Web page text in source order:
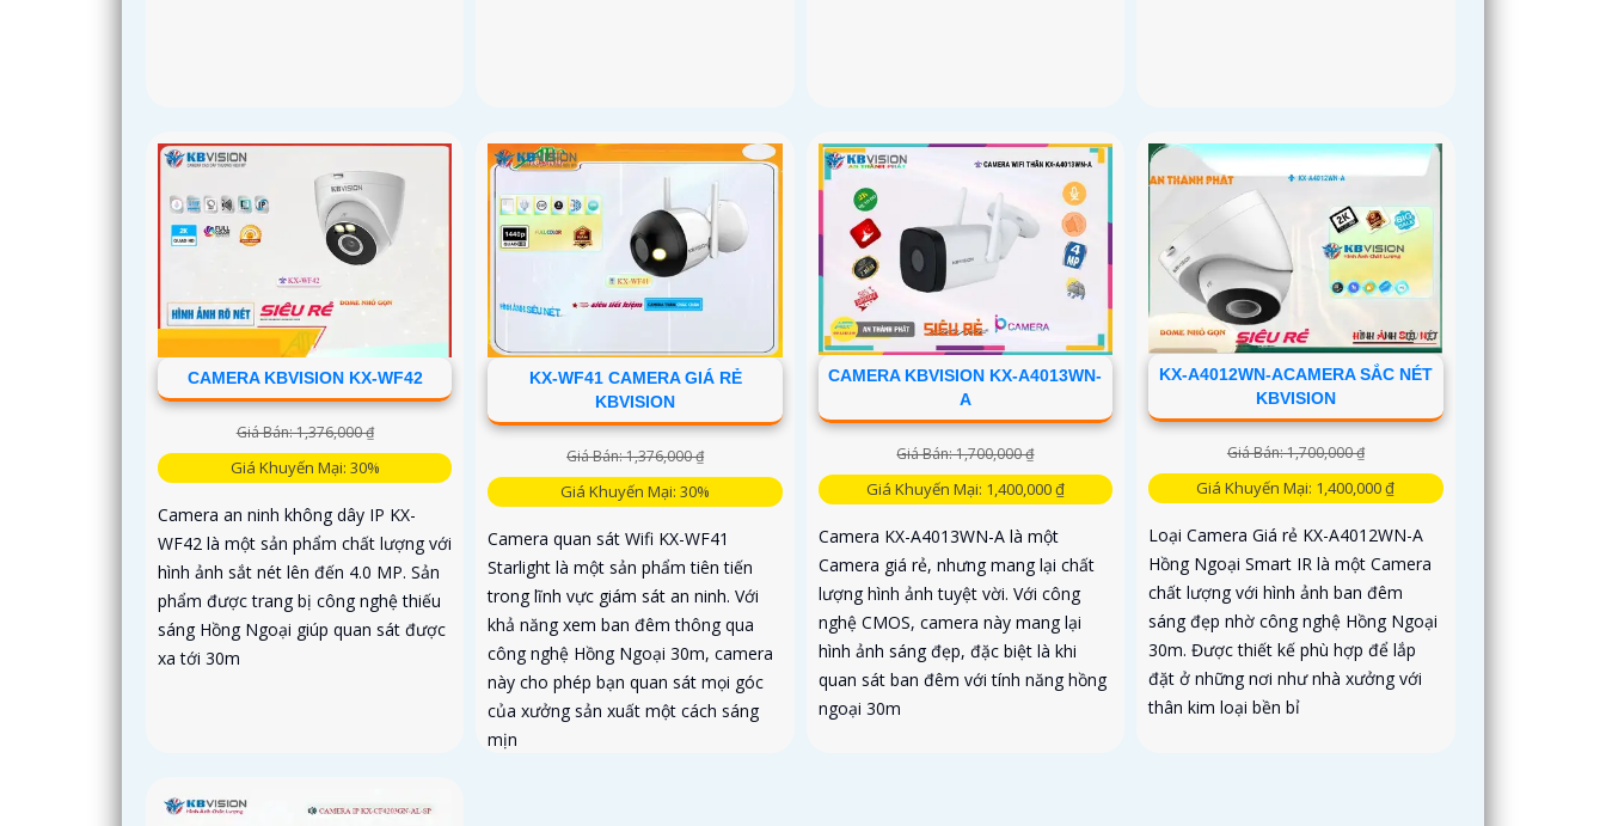
CAMERA KBVISION KX-WF42
Giá Bán: 1,376,000 ₫
Giá Khuyến Mại: 30%
Camera an ninh không dây IP KX-
WF42 là một sản phẩm chất lượng với
hình ảnh sắt nét lên đến 4.0 MP. Sản
phẩm được trang bị công nghệ thiếu
sáng Hồng Ngoại giúp quan sát được
xa tới 30m
KX-WF41 CAMERA GIÁ RẺ
KBVISION
Giá Bán: 1,376,000 ₫
Giá Khuyến Mại: 30%
Camera quan sát Wifi KX-WF41
Starlight là một sản phẩm tiên tiến
trong lĩnh vực giám sát an ninh. Với
khả năng xem ban đêm thông qua
công nghệ Hồng Ngoại 30m, camera
này cho phép bạn quan sát mọi góc
của xưởng sản xuất một cách sáng
mịn
CAMERA KBVISION KX-A4013WN-
A
Giá Bán: 1,700,000 ₫
Giá Khuyến Mại: 1,400,000 ₫
Camera KX-A4013WN-A là một
Camera giá rẻ, nhưng mang lại chất
lượng hình ảnh tuyệt vời. Với công
nghệ CMOS, camera này mang lại
hình ảnh sáng đẹp, đặc biệt là khi
quan sát ban đêm với tính năng hồng
ngoại 30m
KX-A4012WN-ACAMERA SẮC NÉT
KBVISION
Giá Bán: 1,700,000 ₫
Giá Khuyến Mại: 1,400,000 ₫
Loại Camera Giá rẻ KX-A4012WN-A
Hồng Ngoại Smart IR là một Camera
chất lượng với hình ảnh ban đêm
sáng đẹp nhờ công nghệ Hồng Ngoại
30m. Được thiết kế phù hợp để lắp
đặt ở những nơi như nhà xưởng với
thân kim loại bền bỉ